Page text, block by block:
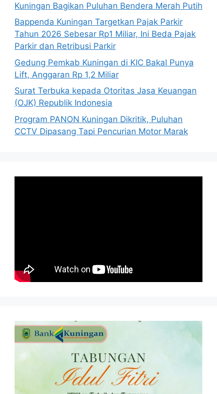
Kuningan Bagikan Puluhan Bendera Merah Putih
Bappenda Kuningan Targetkan Pajak Parkir
Tahun 2026 Sebesar Rp1 Miliar, Ini Beda Pajak
Parkir dan Retribusi Parkir
Gedung Pemkab Kuningan di KIC Bakal Punya
Lift, Anggaran Rp 1,2 Miliar
Surat Terbuka kepada Otoritas Jasa Keuangan
(OJK) Republik Indonesia
Program PANON Kuningan Dikritik, Puluhan
CCTV Dipasang Tapi Pencurian Motor Marak